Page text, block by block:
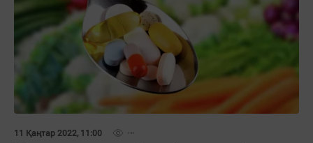
11 Қаңтар 2022, 11:00